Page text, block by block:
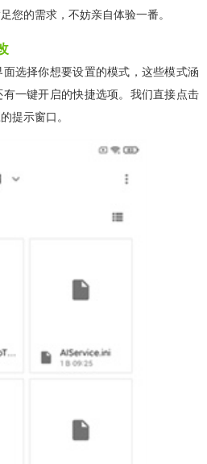
您的需求，不妨亲自体验一番。
选择你想要设置的模式，这些模式涵
一键开启的快捷选项。我们直接点击
提示窗口。